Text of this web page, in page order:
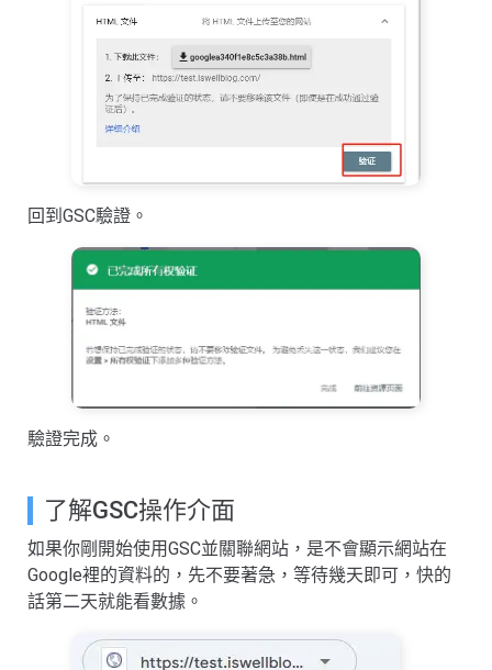
回到GSC驗證。
驗證完成。
了解GSC操作介面
如果你剛開始使用GSC並關聯網站，是不會顯示網站在
Google裡的資料的，先不要著急，等待幾天即可，快的
話第二天就能看數據。